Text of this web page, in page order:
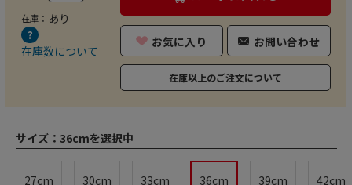
在庫： あり
在庫数について
お気に入り お問い合わせ
在庫以上のご注文について
サイズ： 36cmを選択中
27cm 30cm 33cm 36cm 39cm 42cm